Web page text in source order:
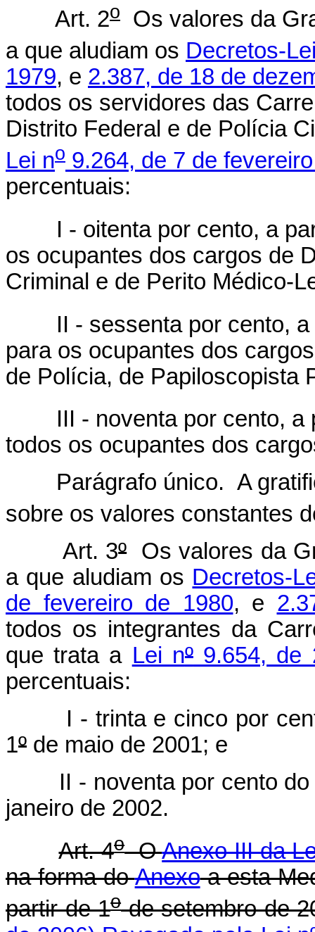
Art. 2o
Os valores da
a que aludiam os Decretos-
1979, e 2.387, de 18 de
todos os servidores das
Distrito Federal e de Polícia
Lei no 9.264, de 7 de
percentuais:
I - oitenta por cento, a
os ocupantes dos cargos de
Criminal e de Perito Médico-
II - sessenta por cento, a
para os ocupantes dos
de Polícia, de Papiloscopista
III - noventa por cento, a
todos os ocupantes dos
Parágrafo único. A
sobre os valores constantes
Art. 3ºOs valores da
a que aludiam os Decretos-
de fevereiro de 1980, e
todos os integrantes da
que trata a Lei nº9.654, de
percentuais:
I - trinta e cinco por
1º de maio de 2001; e
II - noventa por cento do
janeiro de 2002.
Art. 4oOAnexo III da
na forma doAnexoa esta
partir de 1ode setembro de